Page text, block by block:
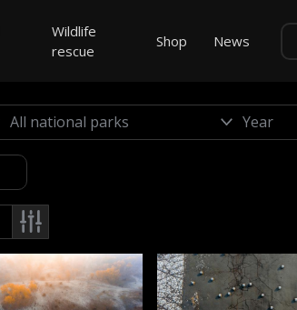
Wildlife
rescue
Shop News